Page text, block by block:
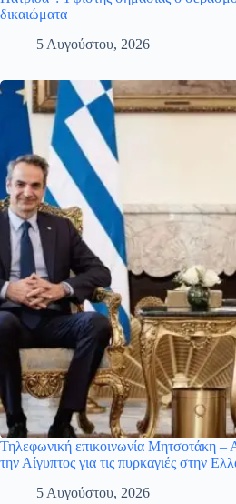
δικαιώματα
5 Αυγούστου, 2026
Τηλεφωνική επικοινωνία Μητσοτάκη –
την Αίγυπτος για τις πυρκαγιές στην
5 Αυγούστου, 2026